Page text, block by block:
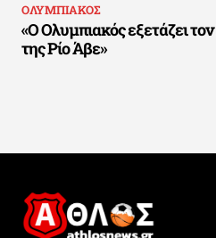
ΟΛΥΜΠΙΑΚΟΣ
«Ο Ολυμπιακός εξετάζει
της Ρίο Άβε»